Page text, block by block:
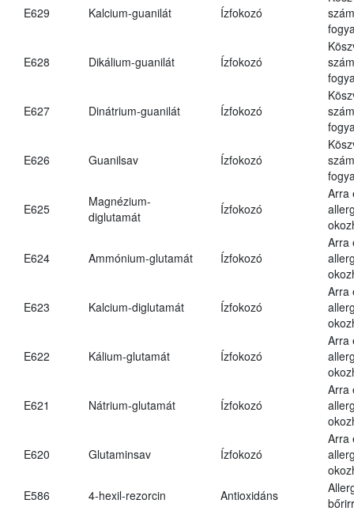
E629 Kalcium-guanilát Ízfokozó
E628 Dikálium-guanilát Ízfokozó
E627 Dinátrium-guanilát Ízfokozó
E626 Guanilsav Ízfokozó
E625
Magnézium-
diglutamát
Ízfokozó
Arra
E624 Ammónium-glutamát Ízfokozó
Arra
E623 Kalcium-diglutamát Ízfokozó
Arra
E622 Kálium-glutamát Ízfokozó
Arra
E621 Nátrium-glutamát Ízfokozó
Arra
E620 Glutaminsav Ízfokozó
Arra
E586
4-hexil-rezorcin Antioxidáns